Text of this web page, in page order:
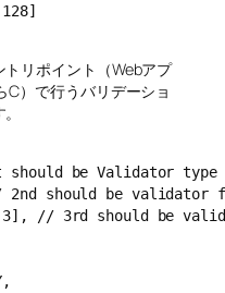
リポイント（Webアプ
C）で行うバリデーショ
should be Validator type
2nd should be validator
// 3rd should be